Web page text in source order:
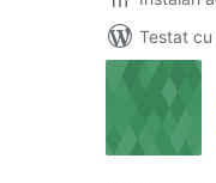
Testat cu